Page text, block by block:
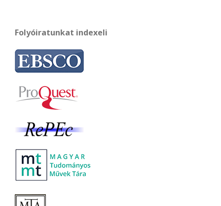
Folyóiratunkat indexeli